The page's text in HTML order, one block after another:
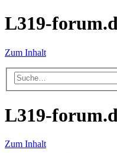
L319-
Zum Inhalt
L319-
Zum Inhalt